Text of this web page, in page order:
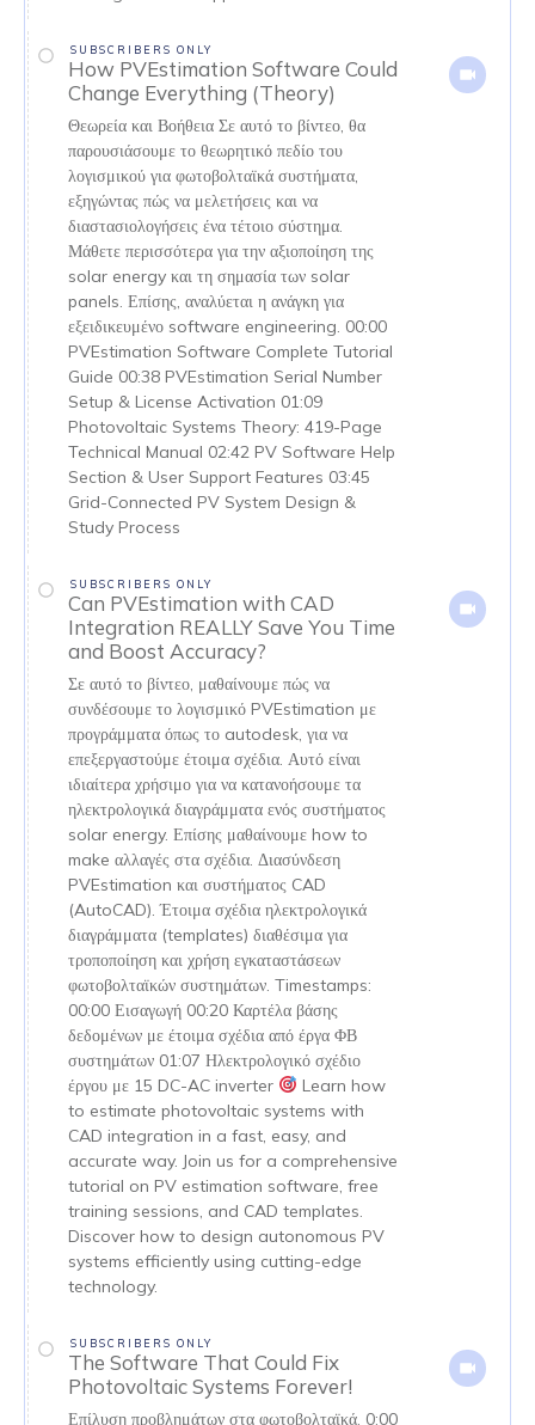
SUBSCRIBERS ONLY
How PVEstimation Software Could
Change Everything (Theory)
Θεωρεία και Βοήθεια Σε αυτό το βίντεο, θα
παρουσιάσουμε το θεωρητικό πεδίο του
λογισμικού για φωτοβολταϊκά συστήματα,
εξηγώντας πώς να μελετήσεις και να
διαστασιολογήσεις ένα τέτοιο σύστημα.
Μάθετε περισσότερα για την αξιοποίηση της
solar energy και τη σημασία των solar
panels. Επίσης, αναλύεται η ανάγκη για
εξειδικευμένο software engineering. 00:00
PVEstimation Software Complete Tutorial
Guide 00:38 PVEstimation Serial Number
Setup & License Activation 01:09
Photovoltaic Systems Theory: 419-Page
Technical Manual 02:42 PV Software Help
Section & User Support Features 03:45
Grid-Connected PV System Design &
Study Process
SUBSCRIBERS ONLY
Can PVEstimation with CAD
Integration REALLY Save You Time
and Boost Accuracy?
Σε αυτό το βίντεο, μαθαίνουμε πώς να
συνδέσουμε το λογισμικό PVEstimation με
προγράμματα όπως το autodesk, για να
επεξεργαστούμε έτοιμα σχέδια. Αυτό είναι
ιδιαίτερα χρήσιμο για να κατανοήσουμε τα
ηλεκτρολογικά διαγράμματα ενός συστήματος
solar energy. Επίσης μαθαίνουμε how to
make αλλαγές στα σχέδια. Διασύνδεση
PVEstimation και συστήματος CAD
(AutoCAD). Έτοιμα σχέδια ηλεκτρολογικά
διαγράμματα (templates) διαθέσιμα για
τροποποίηση και χρήση εγκαταστάσεων
φωτοβολταϊκών συστημάτων. Timestamps:
00:00 Εισαγωγή 00:20 Καρτέλα βάσης
δεδομένων με έτοιμα σχέδια από έργα ΦΒ
συστημάτων 01:07 Ηλεκτρολογικό σχέδιο
έργου με 15 DC-AC inverter
Learn how
to estimate photovoltaic systems with
CAD integration in a fast, easy, and
accurate way. Join us for a comprehensive
tutorial on PV estimation software, free
training sessions, and CAD templates.
Discover how to design autonomous PV
systems efficiently using cutting-edge
technology.
SUBSCRIBERS ONLY
The Software That Could Fix
Photovoltaic Systems Forever!
Επίλυση προβλημάτων στα φωτοβολταϊκά. 0:00